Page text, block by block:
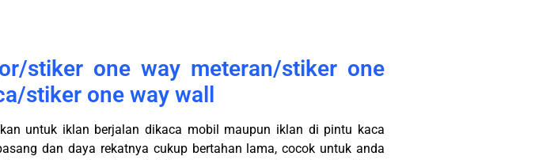
stiker one way meteran/stiker one
stiker one way wall
untuk iklan berjalan dikaca mobil maupun iklan di pintu kaca
dan daya rekatnya cukup bertahan lama, cocok untuk anda